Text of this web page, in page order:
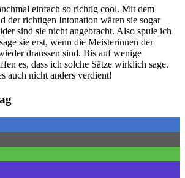
einfach so richtig cool. Mit dem
der richtigen Intonation wären sie sogar
sind sie nicht angebracht. Also spule ich
sie erst, wenn die Meisterinnen der
draussen sind. Bis auf wenige
es, dass ich solche Sätze wirklich sage.
auch nicht anders verdient!